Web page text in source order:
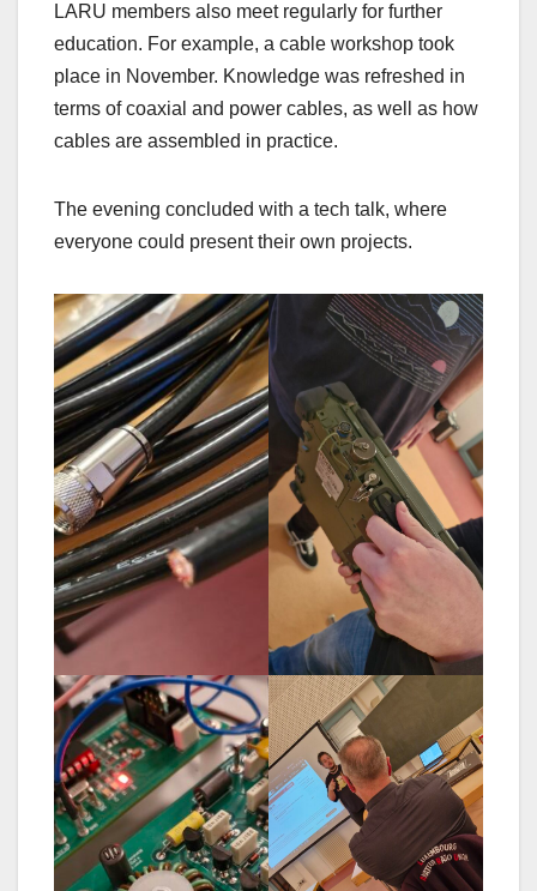
LARU members also meet regularly for further
education. For example, a cable workshop took
place in November. Knowledge was refreshed in
terms of coaxial and power cables, as well as how
cables are assembled in practice.
The evening concluded with a tech talk, where
everyone could present their own projects.